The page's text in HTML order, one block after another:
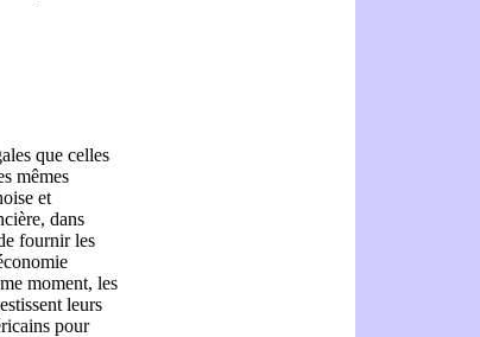
que celles
mêmes
et
dans
fournir les
moment, les
leurs
pour